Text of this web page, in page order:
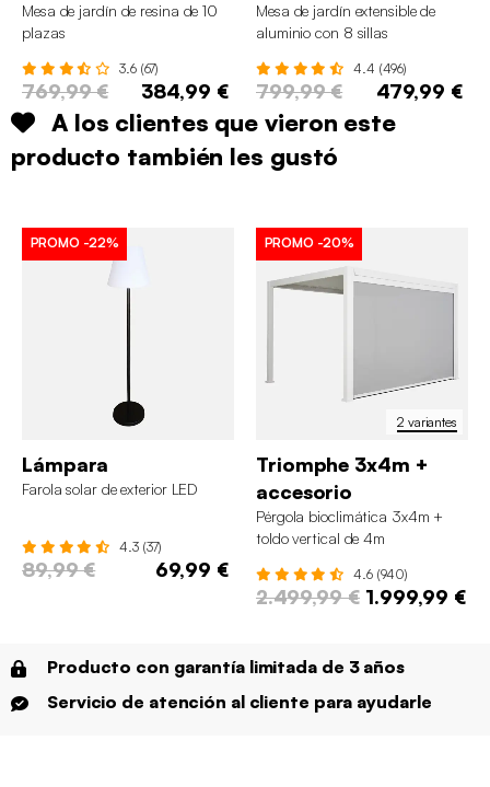
Mesa de jardín de resina de 10
plazas
3.6 (67)
769,99 € 384,99 €
Mesa de jardín extensible de
aluminio con 8 sillas
4.4 (496)
799,99 € 479,99 €
A los clientes que vieron este
producto también les gustó
PROMO -22%
Lámpara
Farola solar de exterior LED
4.3 (37)
89,99 € 69,99 €
2 variantes
PROMO -20%
Triomphe 3x4m +
accesorio
Pérgola bioclimática 3x4m +
toldo vertical de 4m
4.6 (940)
2.499,99 € 1.999,99 €
Producto con garantía limitada de 3 años
Servicio de atención al cliente para ayudarle